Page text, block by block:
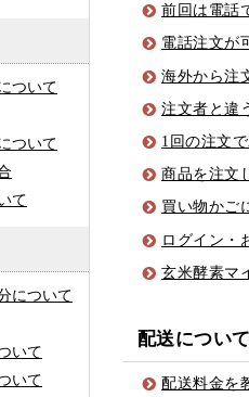
前回は電話
電話注文が
海外から注
注文者と違
1回の注文
商品を注文
買い物かご
ログイン・
玄米酵素マ
配送について
配送料金を
ついて
ついて
て
について
いて
いて